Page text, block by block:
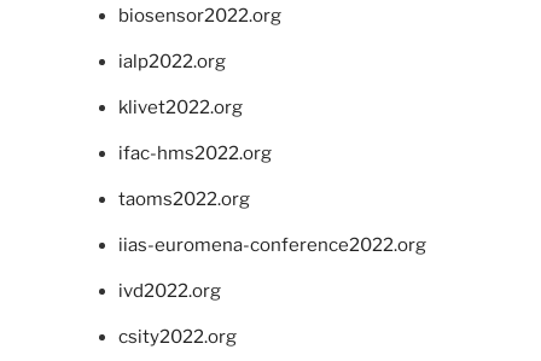
biosensor2022.org
ialp2022.org
klivet2022.org
ifac-hms2022.org
taoms2022.org
iias-euromena-conference2022.org
ivd2022.org
csity2022.org